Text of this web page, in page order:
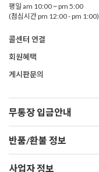
평일 am 10:00 ~ pm 5:00
(점심시간 pm 12:00 - pm 1:00)
콜센터 연결
회원혜택
게시판문의
무통장 입금안내
반품/환불 정보
사업자 정보